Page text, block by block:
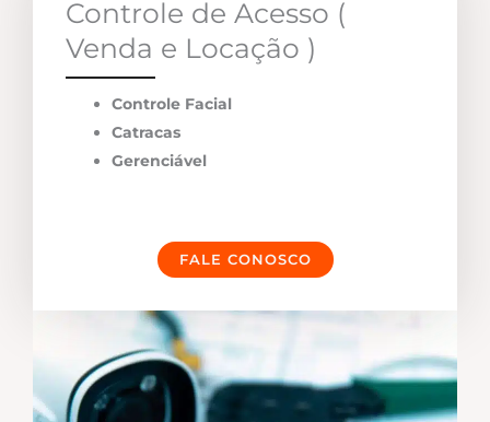
Controle de Acesso (
Venda e Locação )
Controle Facial
Catracas
Gerenciável
FALE CONOSCO